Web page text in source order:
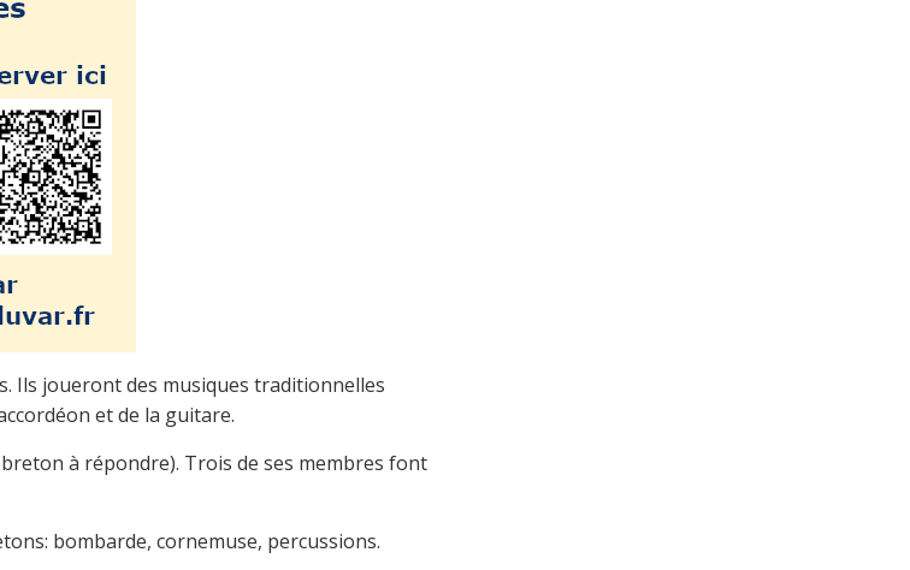
Ils joueront des musiques traditionnelles
et de la guitare.
à répondre). Trois de ses membres font
bombarde, cornemuse, percussions.